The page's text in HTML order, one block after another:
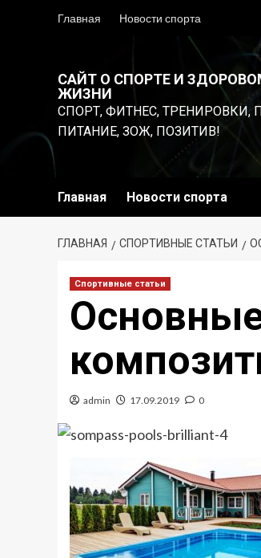
Главная Новости спорта
САЙТ О СПОРТЕ И
ЖИЗНИ
СПОРТ, ФИТНЕС, ТРЕНИРОВКИ,
ПИТАНИЕ, ЗОЖ, ПОЗИТИВ!
Главная Новости спорта
ГЛАВНАЯ СПОРТИВНЫЕ СТАТЬИ
Спортивные статьи
admin 17.09.2019 0